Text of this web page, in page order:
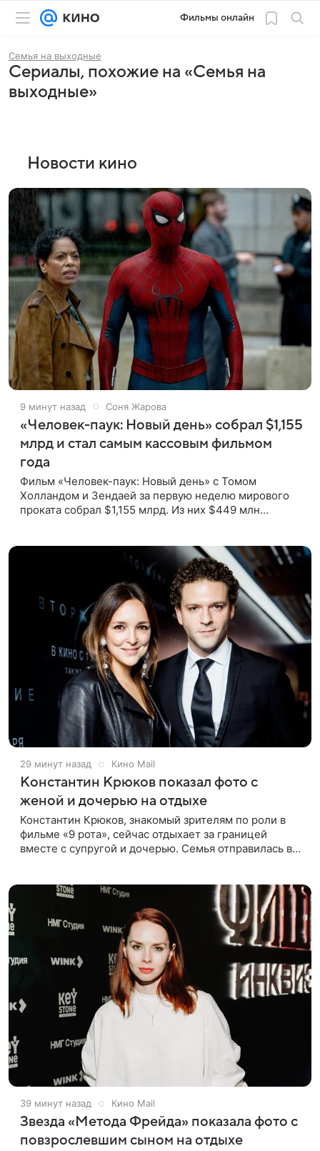
Фильмы онлайн
Семья на выходные
Сериалы, похожие на «Семья на
выходные»
Новости кино
9 минут назад Соня Жарова
«Человек-паук: Новый день» собрал $1,155
млрд и стал самым кассовым фильмом
года
Фильм «Человек-паук: Новый день» с Томом
Холландом и Зендаей за первую неделю мирового
проката собрал $1,155 млрд. Из них $449 млн
29 минут назад Кино Mail
Константин Крюков показал фото с
женой и дочерью на отдыхе
Константин Крюков, знакомый зрителям по роли в
фильме «9 рота», сейчас отдыхает за границей
вместе с супругой и дочерью. Семья отправилась в
39 минут назад Кино Mail
Звезда «Метода Фрейда» показала фото с
повзрослевшим сыном на отдыхе